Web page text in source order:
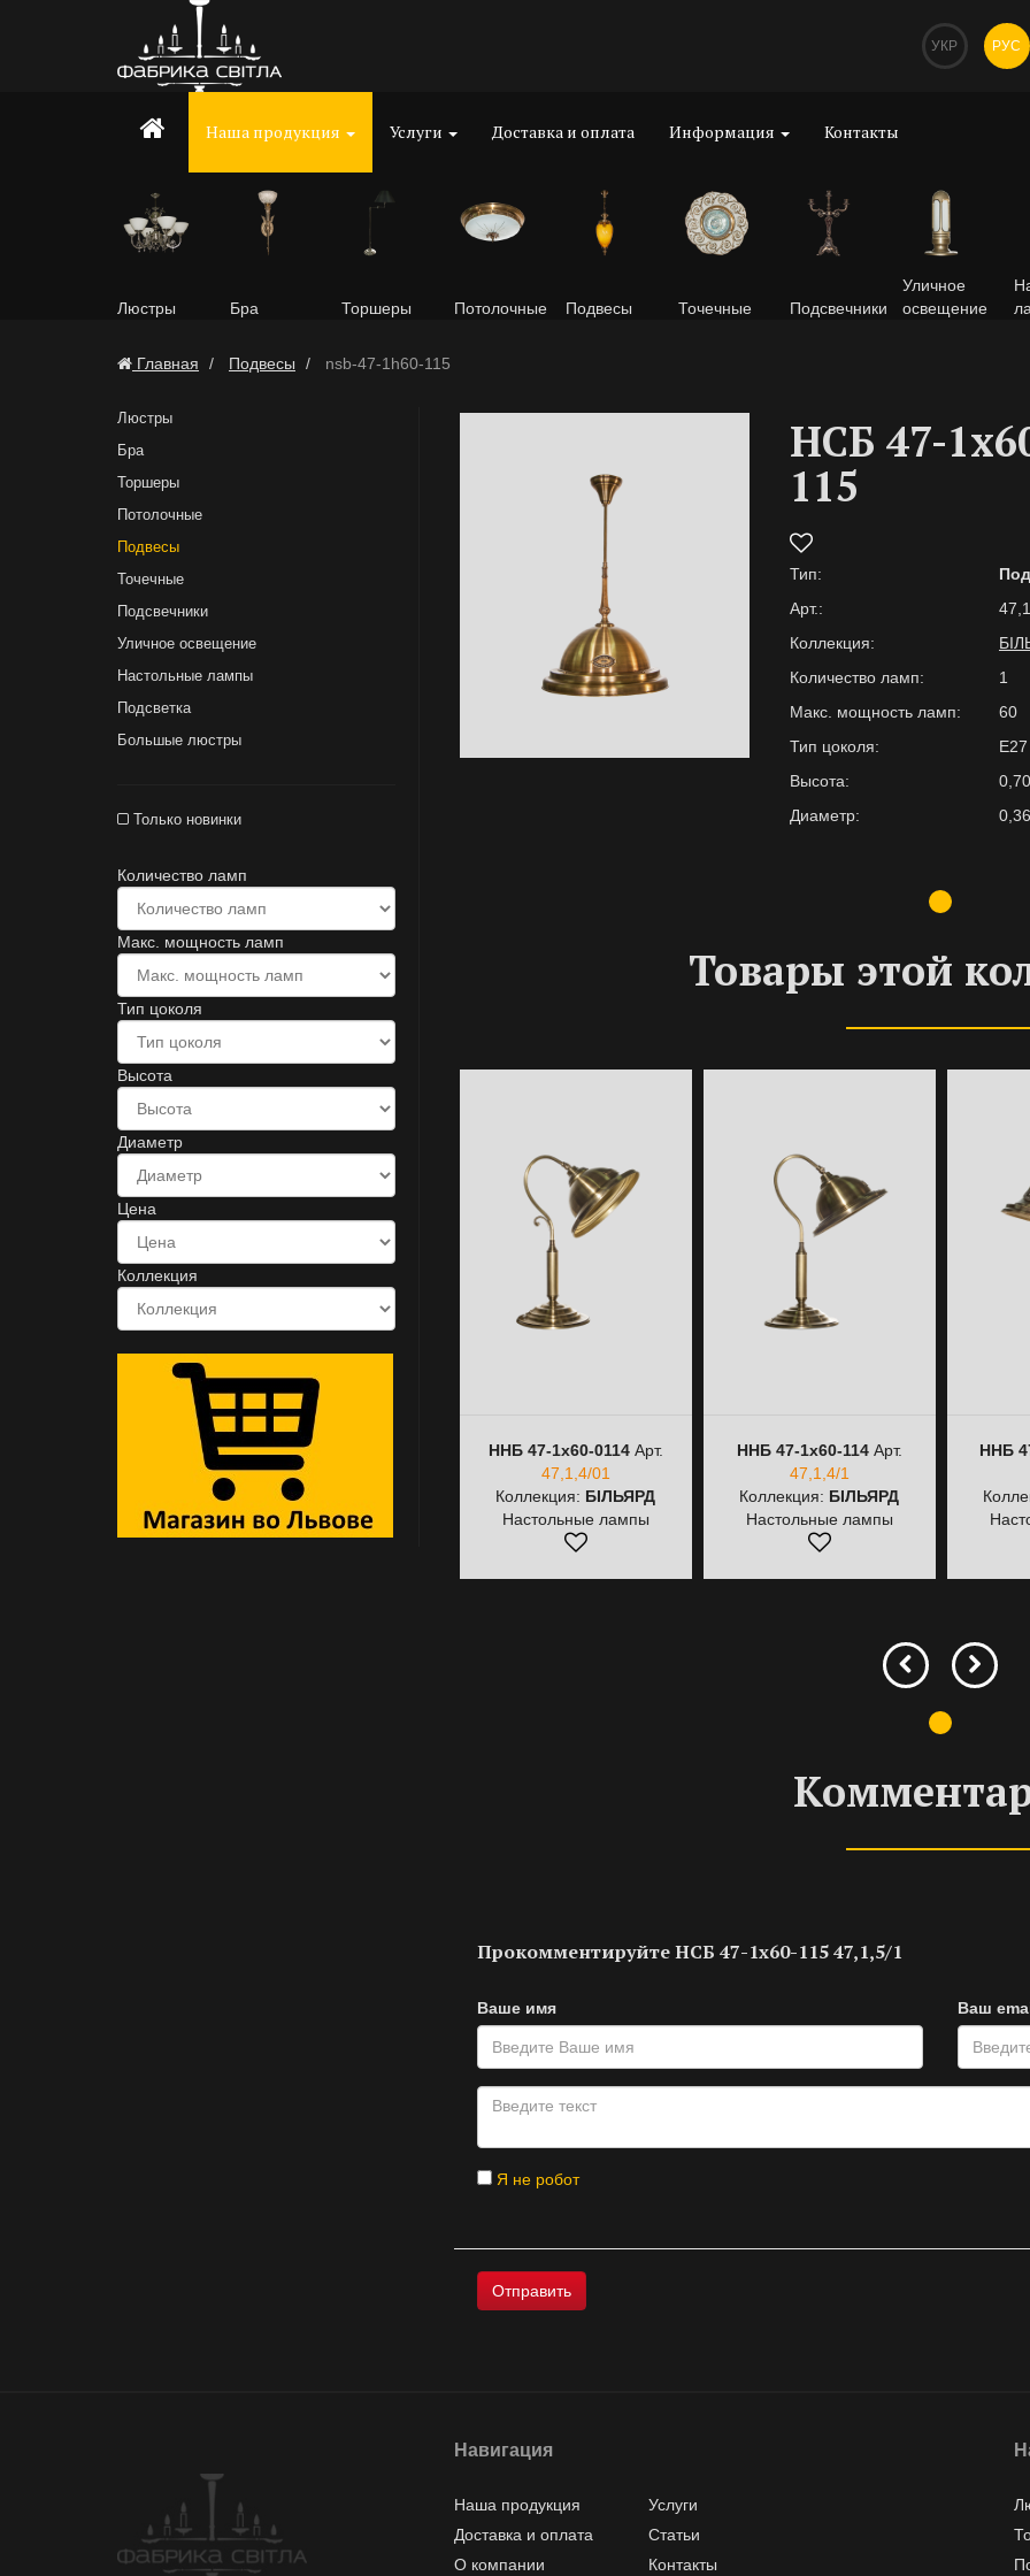
УКР РУС
Наша продукция Услуги Доставка и оплата Информация Контакты
Люстры Бра Торшеры Потолочные Подвесы Точечные Подсвечники
Уличное
освещение
Главная Подвесы nsb-47-1h60-115
Люстры
Бра
Торшеры
Потолочные
Подвесы
Точечные
Подсвечники
Уличное освещение
Настольные лампы
Подсветка
Большые люстры
Только новинки
Количество ламп
Макс. мощность ламп
Тип цоколя
Высота
Диаметр
Цена
Коллекция
НСБ 47-
115
Тип:
Арт.:
Коллекция:
Количество ламп:
1
Макс. мощность ламп:
60
Тип цоколя:
E27
Высота:
0,70
Диаметр:
0,36
Товары этой
ННБ 47-1х60-0114Арт.
47,1,4/01
Коллекция: БІЛЬЯРД
Настольные лампы
ННБ 47-1х60-114Арт.
47,1,4/1
Коллекция: БІЛЬЯРД
Настольные лампы
ННБ
Прокомментируйте НСБ 47-1х60-115 47,1,5/1
Ваше имя Ваш
Я не робот
Навигация
Наша продукция
Услуги
Доставка и оплата
Статьи
О компании
Контакты